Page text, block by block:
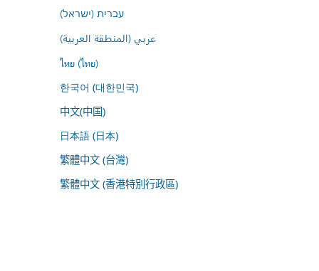
עברית (ישראל)
عربي (المنطقة العربية)
ไทย (ไทย)
한국어 (대한민국)
中文(中国)
日本語 (日本)
繁體中文 (台灣)
繁體中文 (香港特別行政區)